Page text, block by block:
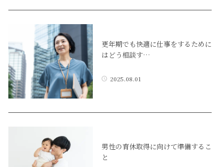
更年期でも快適に仕事をするために
はどう相談す…
2025.08.01
男性の育休取得に向けて準備するこ
と